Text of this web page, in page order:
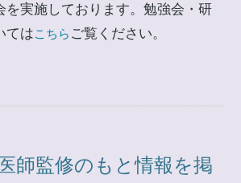
を実施しております。勉強会・研
てはこちら ご覧ください。
師監修のもと情報を掲